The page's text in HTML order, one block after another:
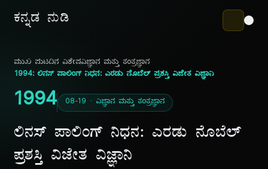
ಕನ್ನಡ ನುಡಿ
ಮುಖ ಪುಟದಿನ ವಿಶೇಷವಿಜ್ಞಾನ ಮತ್ತು ತಂತ್ರಜ್ಞಾನ
1994: ಲಿನಸ್ ಪಾಲಿಂಗ್ ನಿಧನ: ಎರಡು ನೊಬೆಲ್ ಪ್ರಶಸ್ತಿ ವಿಜೇತ ವಿಜ್ಞಾನಿ
1994 08-19 · ವಿಜ್ಞಾನ ಮತ್ತು ತಂತ್ರಜ್ಞಾನ
ಲಿನಸ್ ಪಾಲಿಂಗ್ ನಿಧನ: ಎರಡು ನೊಬೆಲ್
ಪ್ರಶಸ್ತಿ ವಿಜೇತ ವಿಜ್ಞಾನಿ